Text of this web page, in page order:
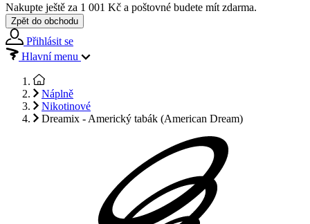
Nakupte ještě za 1 001 Kč a poštovné budete mít zdarma.
Zpět do obchodu
Přihlásit se
Hlavní menu
Náplně
Nikotinové
Dreamix - Americký tabák (American Dream)